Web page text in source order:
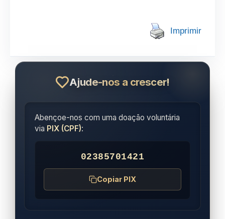
Imprimir
Ajude-nos a crescer!
Abençoe-nos com uma doação voluntária
via PIX (CPF):
02385701421
Copiar PIX